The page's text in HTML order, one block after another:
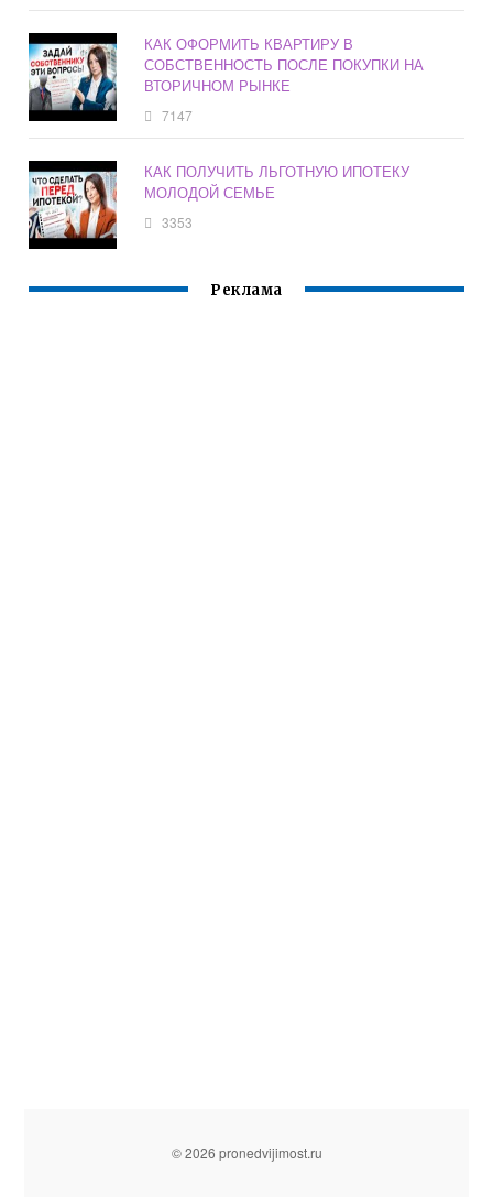
КАК ОФОРМИТЬ КВАРТИРУ В
СОБСТВЕННОСТЬ ПОСЛЕ ПОКУПКИ НА
ВТОРИЧНОМ РЫНКЕ
7147
КАК ПОЛУЧИТЬ ЛЬГОТНУЮ ИПОТЕКУ
МОЛОДОЙ СЕМЬЕ
3353
Реклама
© 2026 pronedvijimost.ru